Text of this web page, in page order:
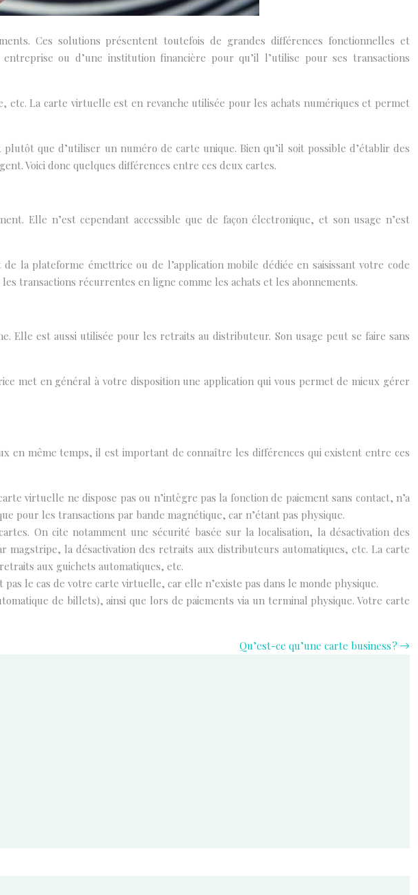
Ces solutions présentent toutefois de grandes différences fonctionnelles et
ou d’une institution financière pour qu’il l’utilise pour ses transactions
La carte virtuelle est en revanche utilisée pour les achats numériques et permet
que d’utiliser un numéro de carte unique. Bien qu’il soit possible d’établir des
Voici donc quelques différences entre ces deux cartes.
Elle n’est cependant accessible que de façon électronique, et son usage n’est
la plateforme émettrice ou de l’application mobile dédiée en saisissant votre code
transactions récurrentes en ligne comme les achats et les abonnements.
Elle est aussi utilisée pour les retraits au distributeur. Son usage peut se faire sans
met en général à votre disposition une application qui vous permet de mieux gérer
en même temps, il est important de connaître les différences qui existent entre ces
virtuelle ne dispose pas ou n’intègre pas la fonction de paiement sans contact, n’a
pour les transactions par bande magnétique, car n’étant pas physique.
On cite notamment une sécurité basée sur la localisation, la désactivation des
magstripe, la désactivation des retraits aux distributeurs automatiques, etc. La carte
aux guichets automatiques, etc.
le cas de votre carte virtuelle, car elle n’existe pas dans le monde physique.
de billets), ainsi que lors de paiements via un terminal physique. Votre carte
Qu’est-ce qu’une carte business ?